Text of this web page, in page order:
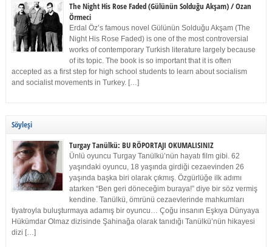
The Night His Rose Faded (Gülünün Solduğu Akşam) / Ozan
Örmeci
Erdal Öz’s famous novel Gülünün Solduğu Akşam (The
Night His Rose Faded) is one of the most controversial
works of contemporary Turkish literature largely because
of its topic. The book is so important that it is often
accepted as a first step for high school students to learn about socialism
and socialist movements in Turkey. […]
Söyleşi
Turgay Tanülkü: BU RÖPORTAJI OKUMALISINIZ
Ünlü oyuncu Turgay Tanülkü’nün hayatı film gibi. 62
yaşındaki oyuncu, 18 yaşında girdiği cezaevinden 26
yaşında başka biri olarak çıkmış. Özgürlüğe ilk adımı
atarken “Ben geri döneceğim buraya!” diye bir söz vermiş
kendine. Tanülkü, ömrünü cezaevlerinde mahkumları
tiyatroyla buluşturmaya adamış bir oyuncu… Çoğu insanın Eşkıya Dünyaya
Hükümdar Olmaz dizisinde Şahinağa olarak tanıdığı Tanülkü’nün hikayesi
dizi […]